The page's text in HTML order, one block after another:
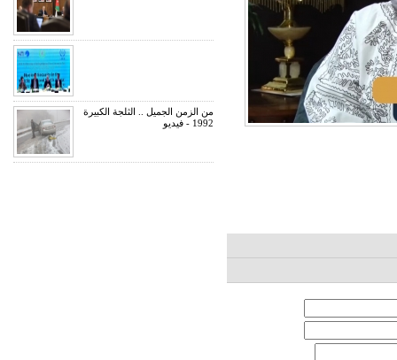
من الزمن الجميل .. الثلجة الكبيرة
1992 - فيديو